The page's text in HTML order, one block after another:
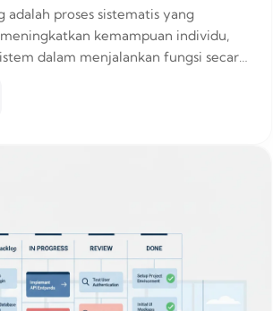
proses sistematis yang
kemampuan individu,
dalam menjalankan fungsi secara